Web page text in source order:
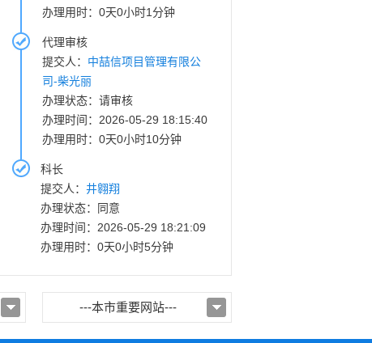
办理用时：0天0小时1分钟
代理审核
提交人： 中喆信项目管理有限公
司-柴光丽
办理状态：请审核
办理时间：2026-05-29 18:15:40
办理用时：0天0小时10分钟
科长
提交人： 井翱翔
办理状态：同意
办理时间：2026-05-29 18:21:09
办理用时：0天0小时5分钟
---本市重要网站---